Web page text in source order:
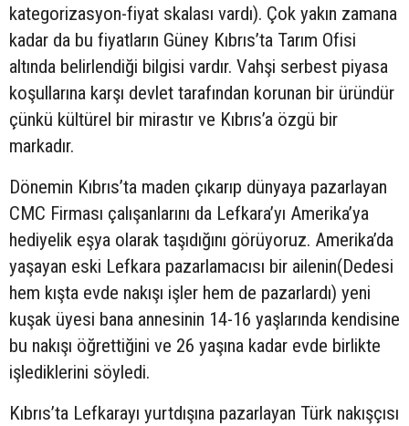
kategorizasyon-fiyat skalası vardı). Çok yakın zamana
kadar da bu fiyatların Güney Kıbrıs’ta Tarım Ofisi
altında belirlendiği bilgisi vardır. Vahşi serbest piyasa
koşullarına karşı devlet tarafından korunan bir üründür
çünkü kültürel bir mirastır ve Kıbrıs’a özgü bir
markadır.
Dönemin Kıbrıs’ta maden çıkarıp dünyaya pazarlayan
CMC Firması çalışanlarını da Lefkara’yı Amerika’ya
hediyelik eşya olarak taşıdığını görüyoruz. Amerika’da
yaşayan eski Lefkara pazarlamacısı bir ailenin(Dedesi
hem kışta evde nakışı işler hem de pazarlardı) yeni
kuşak üyesi bana annesinin 14-16 yaşlarında kendisine
bu nakışı öğrettiğini ve 26 yaşına kadar evde birlikte
işlediklerini söyledi.
Kıbrıs’ta Lefkarayı yurtdışına pazarlayan Türk nakışçısı